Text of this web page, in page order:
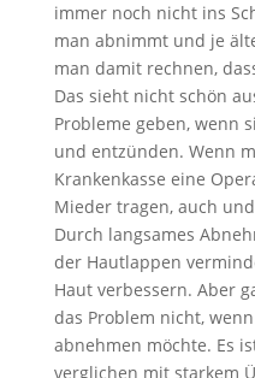
immer noch nicht ins
man abnimmt und je
man damit rechnen,
Das sieht nicht schön
Probleme geben, wenn
und entzünden. Wenn
Krankenkasse eine
Mieder tragen, auch
Durch langsames
der Hautlappen
Haut verbessern. Aber
das Problem nicht,
abnehmen möchte. Es
verglichen mit starkem